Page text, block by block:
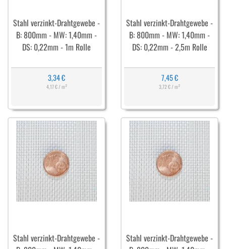
Stahl verzinkt-Drahtgewebe -
B: 800mm - MW: 1,40mm -
DS: 0,22mm - 1m Rolle
3,34 €
4,17 € / m²
Stahl verzinkt-Drahtgewebe -
B: 800mm - MW: 1,40mm -
DS: 0,22mm - 2,5m Rolle
7,45 €
3,72 € / m²
Stahl verzinkt-Drahtgewebe -
Stahl verzinkt-Drahtgewebe -